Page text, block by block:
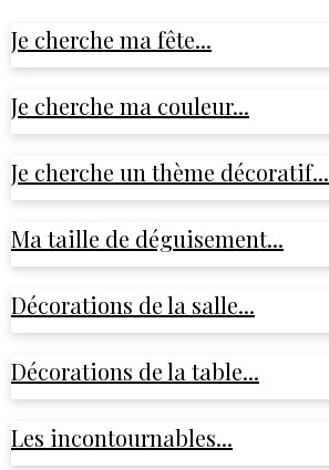
Je cherche ma fête...
Je cherche ma couleur...
Je cherche un thème décoratif...
Ma taille de déguisement...
Décorations de la salle...
Décorations de la table...
Les incontournables...